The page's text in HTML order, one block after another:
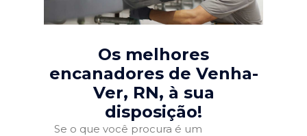
Os melhores
encanadores de Venha-
Ver, RN, à sua
disposição!
Se o que você procura é um